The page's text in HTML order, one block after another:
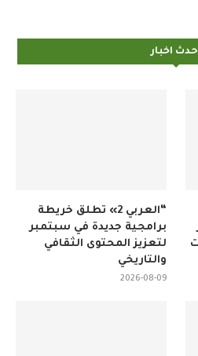
اخبار
“العربي 2» تطلق خريطة
برامجية جديدة في سبتمبر
لتعزيز المحتوى الثقافي
والتاريخي
2026-08-09